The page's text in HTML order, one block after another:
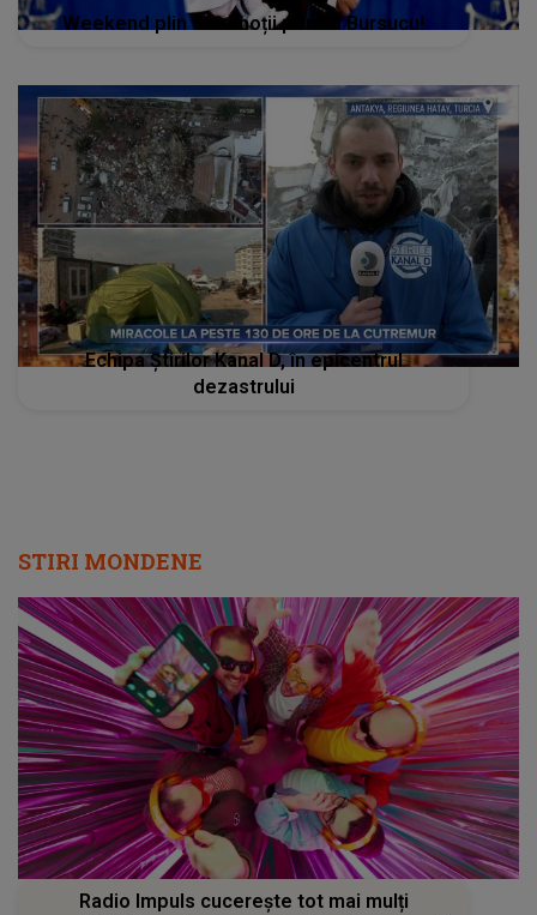
Weekend plin de emoții pentru Bursucu!
Echipa Știrilor Kanal D, în epicentrul
dezastrului
STIRI MONDENE
Radio Impuls cucerește tot mai mulți